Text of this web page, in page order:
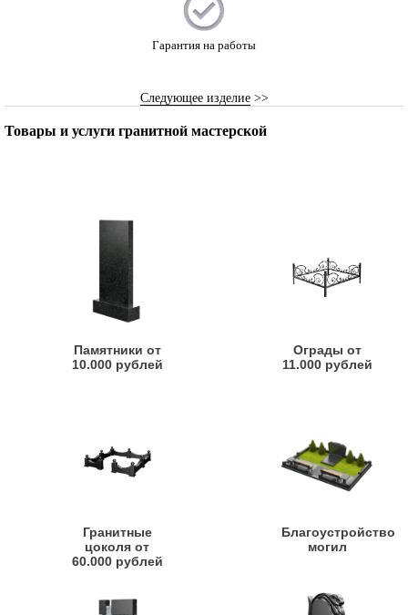
Гарантия на работы
Следующее изделие>>
Товары и услуги гранитной мастерской
Памятники от
10.000 рублей
Ограды от
11.000 рублей
Гранитные
цоколя от
60.000 рублей
Благоустройство
могил